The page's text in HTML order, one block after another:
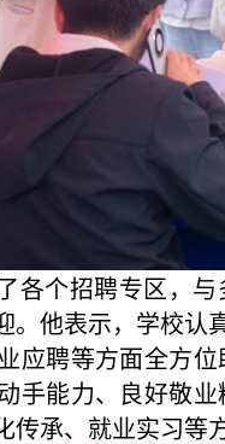
各个招聘专区，
他表示， 学校认
应聘等方面全方
手能力、良好敬
传承、就业实习等